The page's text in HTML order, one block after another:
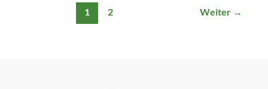
1 2 Weiter →